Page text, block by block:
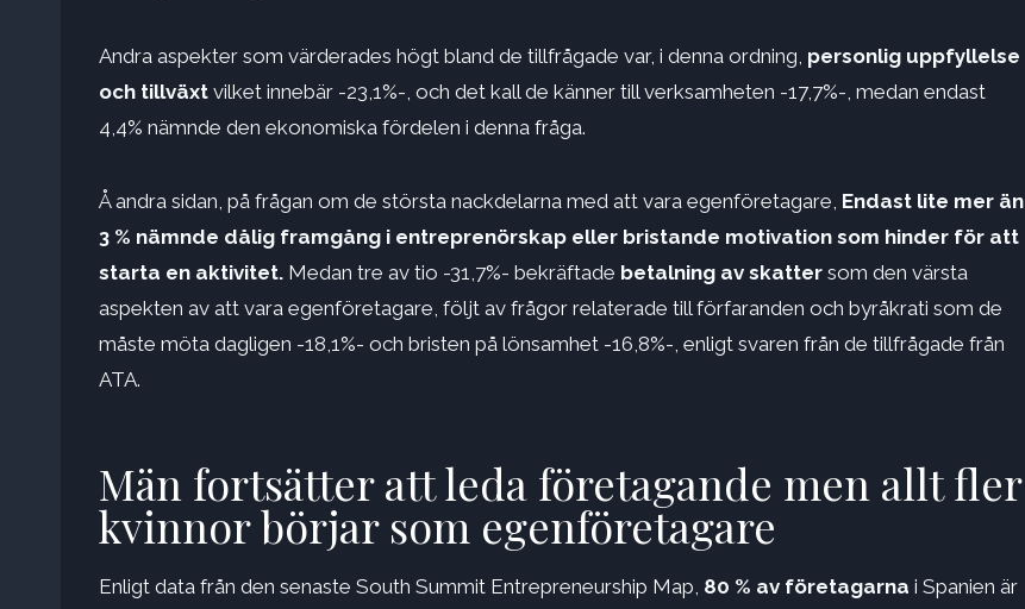
Andra aspekter som värderades högt bland de tillfrågade var, i denna ordning, personlig uppfyllelse
och tillväxt vilket innebär -23,1%-, och det kall de känner till verksamheten -17,7%-, medan endast
4,4% nämnde den ekonomiska fördelen i denna fråga.
Å andra sidan, på frågan om de största nackdelarna med att vara egenföretagare, Endast lite mer än
3 % nämnde dålig framgång i entreprenörskap eller bristande motivation som hinder för att
starta en aktivitet. Medan tre av tio -31,7%- bekräftade betalning av skatter som den värsta
aspekten av att vara egenföretagare, följt av frågor relaterade till förfaranden och byråkrati som de
måste möta dagligen -18,1%- och bristen på lönsamhet -16,8%-, enligt svaren från de tillfrågade från
ATA.
Män fortsätter att leda företagande men allt fler
kvinnor börjar som egenföretagare
Enligt data från den senaste South Summit Entrepreneurship Map, 80 % av företagarna i Spanien är